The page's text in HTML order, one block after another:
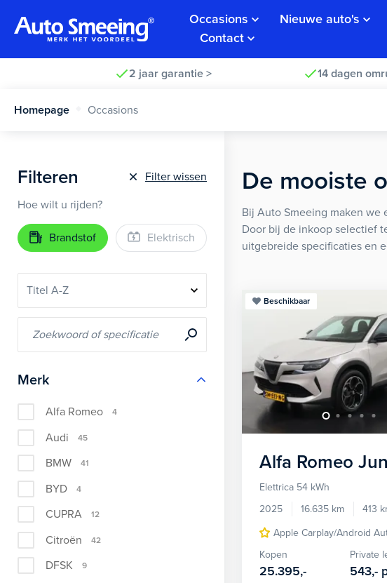
Occasions Nieuwe auto's
Contact
2 jaar garantie > 14 dagen
Homepage Occasions
Filteren
Filter wissen
Hoe wilt u rijden?
Brandstof Elektrisch
Merk
Alfa Romeo 4
Audi 45
BMW 41
BYD 4
CUPRA 12
Citroën 42
DFSK 9
De mooiste
Bij Auto Smeeing maken we
Door bij de inkoop selectief
uitgebreide specificaties en
Beschikbaar
Alfa Romeo
Elettrica 54 kWh
2025
16.635 km 413
Apple Carplay/Android
Kopen
25.395,-
Private
543,-